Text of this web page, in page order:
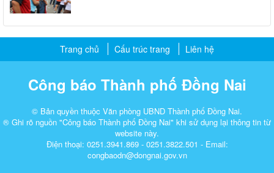
Trang chủ Cấu trúc trang Liên hệ
Công báo Thành phố Đồng Nai
© Bản quyền thuộc Văn phòng UBND Thành phố Đồng Nai.
® Ghi rõ nguồn "Công báo Thành phố Đồng Nai" khi sử dụng lại thông tin từ
website này.
Điện thoại: 0251.3941.869 - 0251.3822.501 - Email:
congbaodn@dongnai.gov.vn